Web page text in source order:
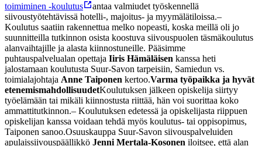
toimiminen -koulutus
antaa valmiudet työskennellä
siivoustyötehtävissä hotelli-, majoitus- ja myymälätiloissa.–
Koulutus saatiin rakennettua melko nopeasti, koska meillä oli jo
suunnitteilla tutkinnon osista koostuva siivouspuolen täsmäkoulutus
alanvaihtajille ja alasta kiinnostuneille. Pääsimme
puhtauspalvelualan opettaja Iiris Hämäläisen kanssa heti
jalostamaan koulutusta Suur-Savon tarpeisiin, Samiedun vs.
toimialajohtaja Anne Taiponen kertoo.Varma työpaikka ja hyvät
etenemismahdollisuudetKoulutuksen jälkeen opiskelija siirtyy
työelämään tai mikäli kiinnostusta riittää, hän voi suorittaa koko
ammattitutkinnon.– Koulutuksen edetessä ja opiskelijasta riippuen
opiskelijan kanssa voidaan tehdä myös koulutus- tai oppisopimus,
Taiponen sanoo.Osuuskauppa Suur-Savon siivouspalveluiden
apulaissiivouspäällikkö Jenni Mertala-Kosonen iloitsee, että alan